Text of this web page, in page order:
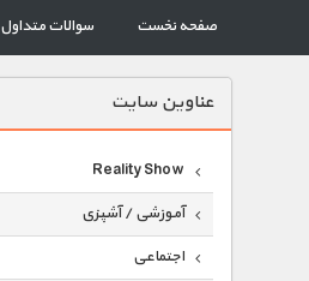
صفحه نخست سوالات متداول
عناوين سايت
Reality Show
آموزشی / آشپزی
اجتماعی